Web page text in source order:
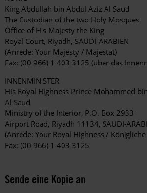
King Abdullah bin Abdul Aziz Al Saud
The Custodian of the two Holy Mosques
Office of His Majesty the King
Royal Court, Riyadh, SAUDI-ARABIEN
(Anrede: Your Majesty / Majestät)
Fax: (00 966) 1 403 3125 (über das
INNENMINISTER
His Royal Highness Prince Mohammed
Al Saud
Ministry of the Interior, P.O. Box 2933
Airport Road, Riyadh 11134, SAUDI-
(Anrede: Your Royal Highness /
Fax: (00 966) 1 403 3125
Sende eine Kopie an